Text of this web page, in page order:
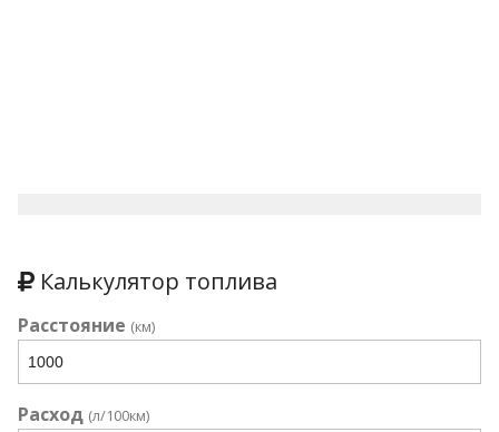
Калькулятор топлива
Расстояние (км)
Расход (л/100км)